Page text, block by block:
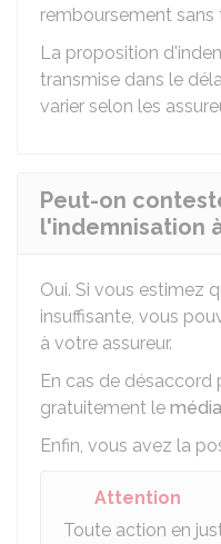
remboursement sans
La proposition
transmise dans le
varier selon les
Peut-on
l'indemnisation
Oui. Si vous estimez
insuffisante, vous
à votre assureur.
En cas de désaccord
gratuitement le
Enfin, vous avez la
Attention
Toute action en